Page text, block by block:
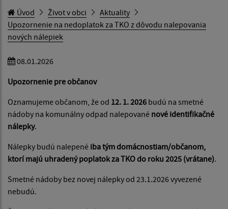
Úvod Život v obci
Aktuality
Upozornenie na nedoplatok za TKO z dôvodu nalepovania
nových nálepiek
08.01.2026
Upozornenie pre občanov
Oznamujeme občanom, že od 12. 1. 2026 budú na smetné
nádoby na komunálny odpad nalepované nové identifikačné
nálepky.
Nálepky budú nalepené iba tým domácnostiam/občanom,
ktorí majú uhradený poplatok za TKO do roku 2025 (vrátane).
Smetné nádoby bez novej nálepky od 23.1.2026 vyvezené
nebudú.